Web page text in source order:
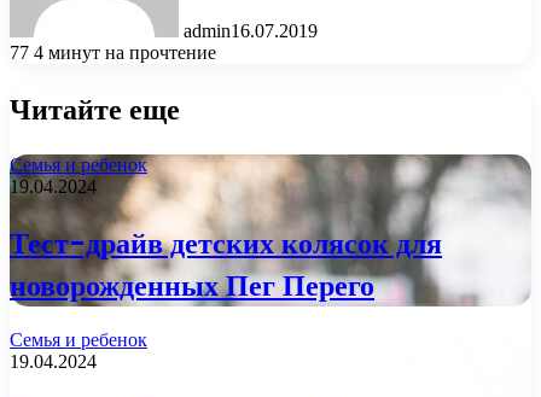
admin16.07.2019
77 4 минут на прочтение
Читайте еще
Семья и ребенок
19.04.2024
Тест-драйв детских колясок для
новорожденных Пег Перего
Семья и ребенок
19.04.2024